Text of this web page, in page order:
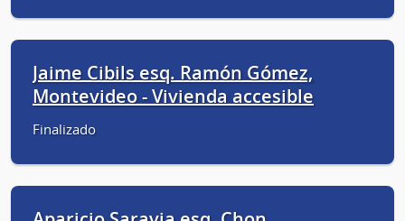
Jaime Cibils esq. Ramón Gómez,
Montevideo - Vivienda accesible
Finalizado